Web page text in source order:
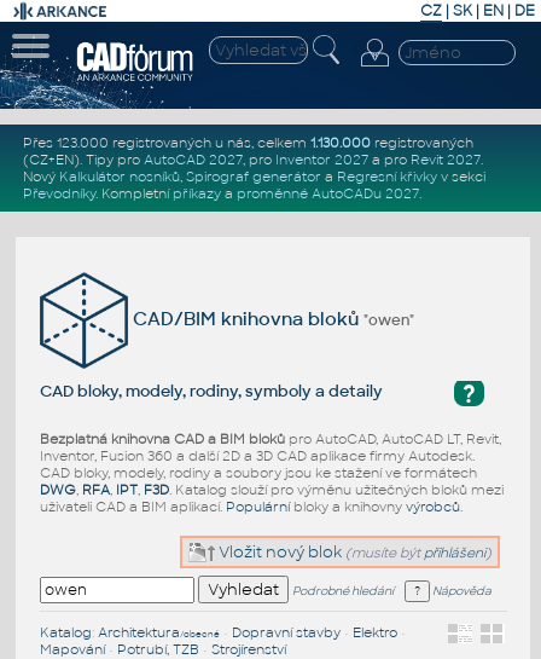
CZ | SK| EN | DE
Přes 123.000 registrovaných u nás, celkem 1.130.000registrovaných
(CZ+EN). Tipy pro AutoCAD 2027, pro Inventor 2027a pro Revit 2027.
Nový Kalkulátor nosníků, Spirograf generátor a Regresní křivkyv sekci
Převodníky. Kompletní příkazya proměnné AutoCADu 2027.
CAD/BIM knihovna bloků"owen"
?
CAD bloky, modely, rodiny, symboly a detaily
Bezplatná knihovna CAD a BIM blokůpro AutoCAD, AutoCAD LT, Revit,
Inventor, Fusion 360 a další 2D a 3D CAD aplikace firmy Autodesk.
CAD bloky, modely, rodiny a soubory jsou ke stažení ve formátech
DWG, RFA, IPT, F3D. Katalog slouží pro výměnu užitečných bloků mezi
uživateli CAD a BIM aplikací. Populárníbloky a knihovny výrobců.
Vložit nový blok (musíte být přihlášeni)
Podrobné hledání Nápověda
Katalog: Architektura/obecné• Dopravní stavby• Elektro•
Mapování• Potrubí, TZB • Strojírenství